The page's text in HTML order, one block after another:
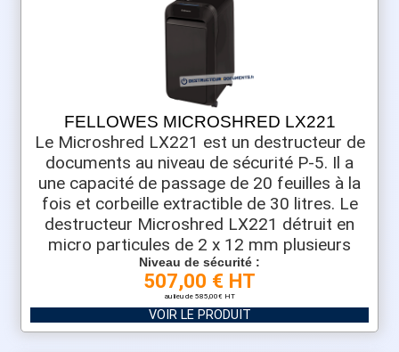
FELLOWES MICROSHRED LX221
Le Microshred LX221 est un destructeur de
documents au niveau de sécurité P-5. Il a
une capacité de passage de 20 feuilles à la
fois et corbeille extractible de 30 litres. Le
destructeur Microshred LX221 détruit en
micro particules de 2 x 12 mm plusieurs
Niveau de sécurité :
507,00 € HT
au lieu de 585,00€ HT
VOIR LE PRODUIT